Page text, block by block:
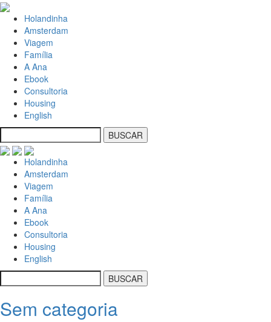
Holandinha
Amsterdam
Viagem
Família
A Ana
Ebook
Consultoria
Housing
English
Holandinha
Amsterdam
Viagem
Família
A Ana
Ebook
Consultoria
Housing
English
Sem categoria